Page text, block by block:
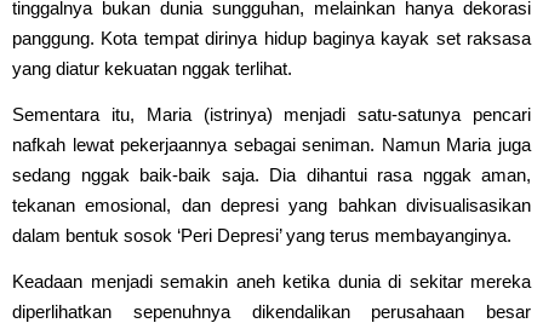
tinggalnya bukan dunia sungguhan, melainkan hanya dekorasi
panggung. Kota tempat dirinya hidup baginya kayak set raksasa
yang diatur kekuatan nggak terlihat.
Sementara itu, Maria (istrinya) menjadi satu-satunya pencari
nafkah lewat pekerjaannya sebagai seniman. Namun Maria juga
sedang nggak baik-baik saja. Dia dihantui rasa nggak aman,
tekanan emosional, dan depresi yang bahkan divisualisasikan
dalam bentuk sosok ‘Peri Depresi’ yang terus membayanginya.
Keadaan menjadi semakin aneh ketika dunia di sekitar mereka
diperlihatkan sepenuhnya dikendalikan perusahaan besar